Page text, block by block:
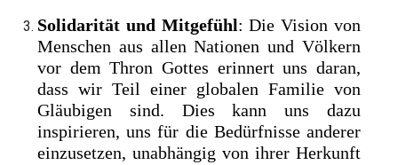
Solidarität und Mitgefühl: Die Vision von
Menschen aus allen Nationen und Völkern
vor dem Thron Gottes erinnert uns daran,
dass wir Teil einer globalen Familie von
Gläubigen sind. Dies kann uns dazu
inspirieren, uns für die Bedürfnisse anderer
einzusetzen, unabhängig von ihrer Herkunft